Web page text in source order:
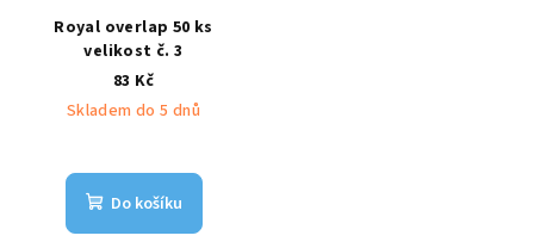
Royal overlap 50 ks
velikost č. 3
83 Kč
Skladem do 5 dnů
Do košíku